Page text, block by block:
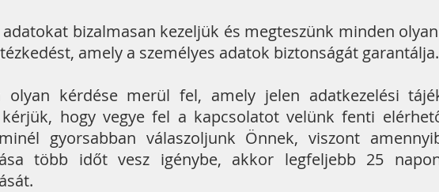
adatokat bizalmasan kezeljük és megteszünk minden
amely a személyes adatok biztonságát garantálja.
olyan kérdése merül fel, amely jelen adatkezelési
hogy vegye fel a kapcsolatot velünk fenti
gyorsabban válaszoljunk Önnek, viszont
több időt vesz igénybe, akkor legfeljebb 25